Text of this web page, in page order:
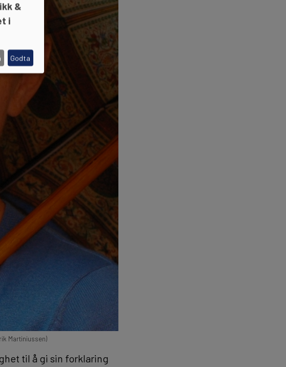
Martiniussen)
til å gi sin forklaring
&
i
Godta